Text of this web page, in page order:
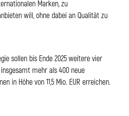
Marken, zu
will, ohne dabei an Qualität zu
sollen bis Ende 2025 weitere vier
mehr als 400 neue
in Höhe von 11,5 Mio. EUR erreichen.